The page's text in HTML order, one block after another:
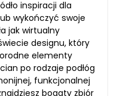
inspiracji dla
wykończyć swoje
jak wirtualny
designu, który
elementy
po rodzaje podłóg
funkcjonalnej
bogaty zbiór